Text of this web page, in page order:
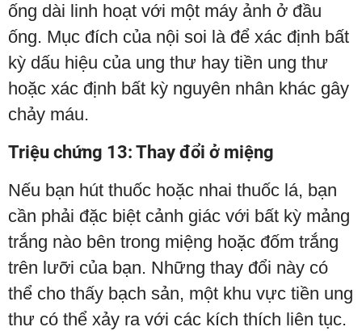
ống dài linh hoạt với một máy ảnh ở đầu
ống. Mục đích của nội soi là để xác định bất
kỳ dấu hiệu của ung thư hay tiền ung thư
hoặc xác định bất kỳ nguyên nhân khác gây
chảy máu.
Triệu chứng 13: Thay đổi ở miệng
Nếu bạn hút thuốc hoặc nhai thuốc lá, bạn
cần phải đặc biệt cảnh giác với bất kỳ mảng
trắng nào bên trong miệng hoặc đốm trắng
trên lưỡi của bạn. Những thay đổi này có
thể cho thấy bạch sản, một khu vực tiền ung
thư có thể xảy ra với các kích thích liên tục.